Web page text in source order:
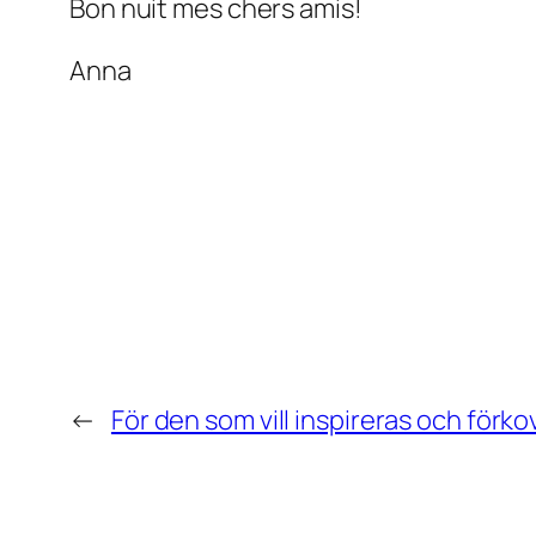
Bon nuit mes chers amis!
Anna
← För den som vill inspireras och